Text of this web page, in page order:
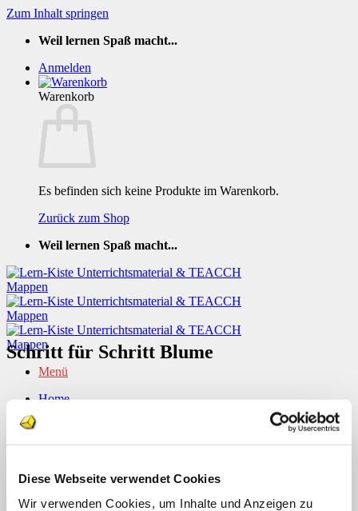
Diese Webseite verwendet Cookies
Wir verwenden Cookies, um Inhalte und Anzeigen zu
Zum Inhalt springen
Weil lernen Spaß macht...
Anmelden
Warenkorb
Es befinden sich keine Produkte im Warenkorb.
Zurück zum Shop
Weil lernen Spaß macht...
Menü
Home
Info
Suchen nach:
Schritt für Schritt Blume
Dieser Eintrag wurde veröffentlicht am . Setze ein Lesezeichen auf
denpermalink